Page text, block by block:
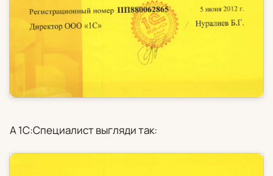
А 1С:Специалист выгляди так: